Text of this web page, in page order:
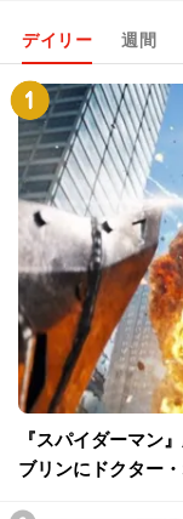
デイリー 週間
『スパイダーマン
ブリンにドクター